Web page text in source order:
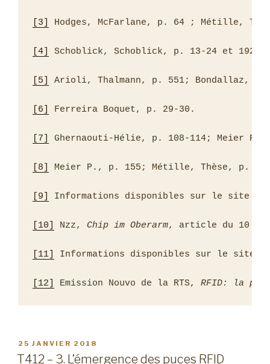
[3] Hodges, McFarlane, p. 64 ; Métille,
[4] Schoblick, Schoblick, p. 13-24 et 192-
[5] Arioli, Thalmann, p. 551; Bondallaz,
[6] Ferreira Boquet, p. 29-30.
[7] Ghernaouti-Hélie, p. 108-114; Meier
[8] Meier P., p. 155; Métille, Thèse, p.
[9] Informations disponibles sur le site
[10] Nzz, Chip im Oberarm, article du 10
[11] Informations disponibles sur le site
[12] Emission Nouvo de la RTS, RFID: la
PUBLIÉ
LE
25 JANVIER 2018
T412 – 3. L’émergence des puces RFID